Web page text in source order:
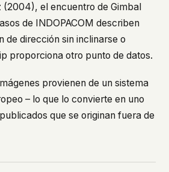
(2004), el encuentro de Gimbal
de INDOPACOM describen
de dirección sin inclinarse o
proporciona otro punto de datos.
provienen de un sistema
– lo que lo convierte en uno
que se originan fuera de